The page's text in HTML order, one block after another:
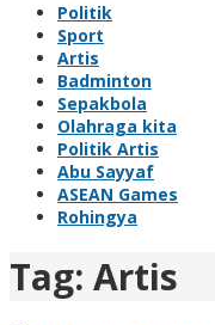
Politik
Sport
Artis
Badminton
Sepakbola
Olahraga kita
Politik Artis
Abu Sayyaf
ASEAN Games
Rohingya
Tag: Artis